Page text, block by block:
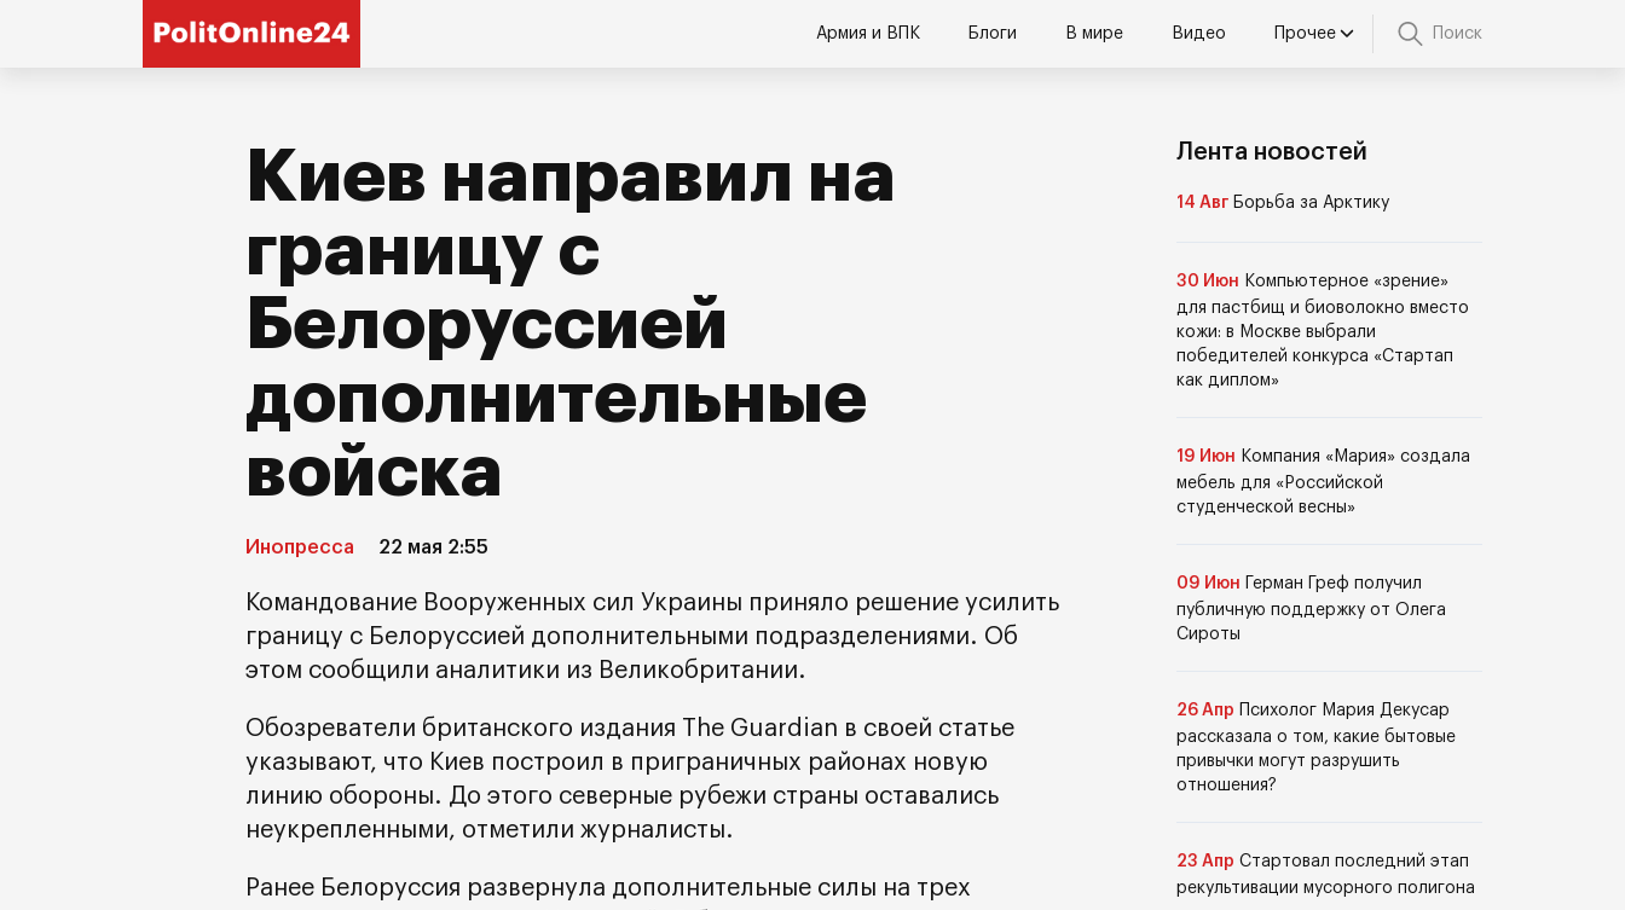
Армия и ВПК Блоги В мире Видео Прочее Поиск
Киев направил на
границу с
Белоруссией
дополнительные
войска
Инопресса 22 мая 2:55
Командование Вооруженных сил Украины приняло решение усилить
границу с Белоруссией дополнительными подразделениями. Об
этом сообщили аналитики из Великобритании.
Обозреватели британского издания The Guardian в своей статье
указывают, что Киев построил в приграничных районах новую
линию обороны. До этого северные рубежи страны оставались
неукрепленными, отметили журналисты.
Ранее Белоруссия развернула дополнительные силы на трех
Лента новостей
14 Авг Борьба за Арктику
30 Июн Компьютерное «зрение»
для пастбищ и биоволокно вместо
кожи: в Москве выбрали
победителей конкурса «Стартап
как диплом»
19 Июн Компания «Мария» создала
мебель для «Российской
студенческой весны»
09 Июн
Герман Греф получил
публичную поддержку от Олега
Сироты
26 Апр
Психолог Мария Декусар
рассказала о том, какие бытовые
привычки могут разрушить
отношения?
23 Апр Стартовал последний этап
рекультивации мусорного полигона